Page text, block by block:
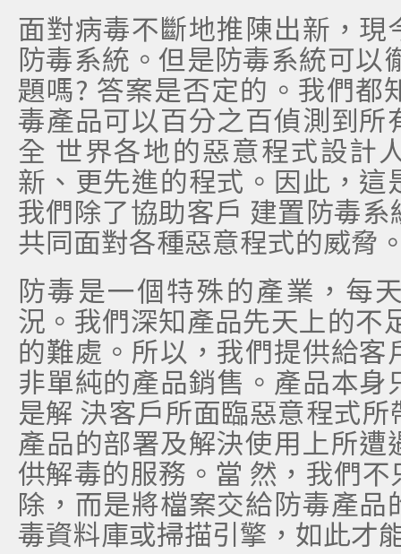
面對病毒不斷地推陳出新，
防毒系統。但是防毒系統可以
題嗎? 答案是否定的。我們都
毒產品可以百分之百偵測到
全 世界各地的惡意程式設計
新、更先進的程式。因此，
我們除了協助客戶 建置防毒
共同面對各種惡意程式的威脅
防毒是一個特殊的產業，每
況。我們深知產品先天上的不
的難處。所以，我們提供給
非單純的產品銷售。產品本
是解 決客戶所面臨惡意程式
產品的部署及解決使用上所
供解毒的服務。當 然，我們
除，而是將檔案交給防毒產
毒資料庫或掃描引擎，如此才